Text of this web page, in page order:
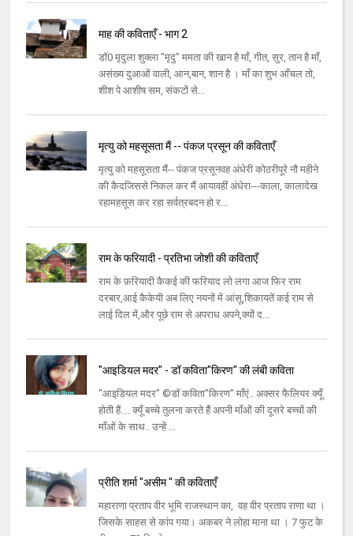
माह की कविताएँ - भाग 2
डॉ0 मृदुला शुक्ला "मृदु" ममता की खान है माँ, गीत, सुर, तान है माँ,
असंख्य दुआओं वाली, आन,बान, शान है । माँ का शुभ आँचल तो,
शीश पे आशीष सम, संकटों से...
मृत्यु को महसूसता मैं -- पंकज प्रसून की कविताएँ
मृत्यु को महसूसता मैं-- पंकज प्रसूनवह अंधेरी कोठरीपूरे नौ महीने
की कैदजिससे निकल कर मैं आयावहीं अंधेरा---काला, कालादेख
रहामहसूस कर रहा सर्वत्रबदन हो र...
राम के फरियादी - प्रतिभा जोशी की कविताएँ
राम के फ़रियादी कैकई की फरियाद लो लगा आज फिर राम
दरबार,आई कैकेयी अब लिए नयनों में आंसू,शिकायतें कई राम से
लाई दिल में,और पूछे राम से अपराध अपने,क्यों द...
"आइडियल मदर" - डॉ कविता"किरण" की लंबी कविता
"आइडियल मदर" ©डॉ कविता"किरण" माँएं.. अक्सर फैलियर क्यूँ
होती हैं.... क्यूँ बच्चे तुलना करते हैं अपनी माँओं की दूसरे बच्चों की
माँओं के साथ.. उन्हें ...
प्रीति शर्मा "असीम " की कविताएँ
महाराणा प्रताप वीर भूमि राजस्थान का, वह वीर प्रताप राणा था ।
जिसके साहस से कांप गया। अकबर ने लोहा माना था । 7 फुट के